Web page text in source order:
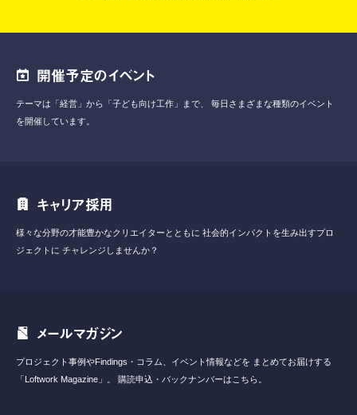
開催予定のイベント
テーマは「経営」から「子ども向け工作」まで、
毎日さまざまな種類のイベント
を開催しています。
キャリア採用
様々な分野の才能豊かなクリエイターとともに 社会的インパクトを生み出すプロ
ジェクトに チャレンジしませんか？
メールマガジン
プロジェクト事例やFindings・コラム、イベント情報などを まとめてお届けする
「Loftwork Magazine」。
購読申込・バックナンバーはこちら。